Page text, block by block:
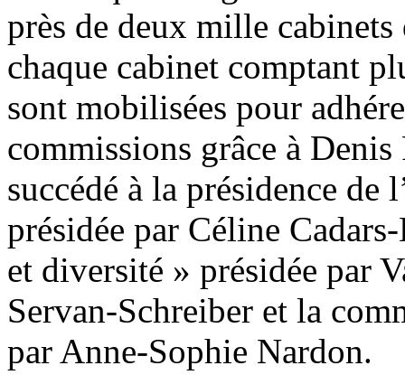
près de deux mille cabinets
chaque cabinet comptant
sont mobilisées pour
commissions grâce à
succédé à la présidence
présidée par Céline
et diversité » présidée par
Servan-Schreiber et la
par Anne-Sophie Nardon.